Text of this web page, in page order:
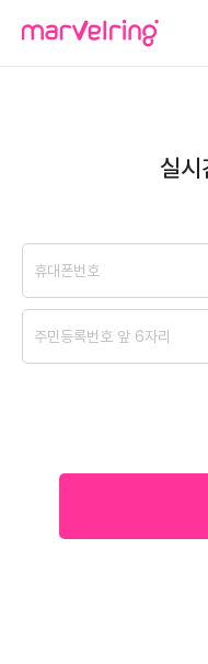
실시